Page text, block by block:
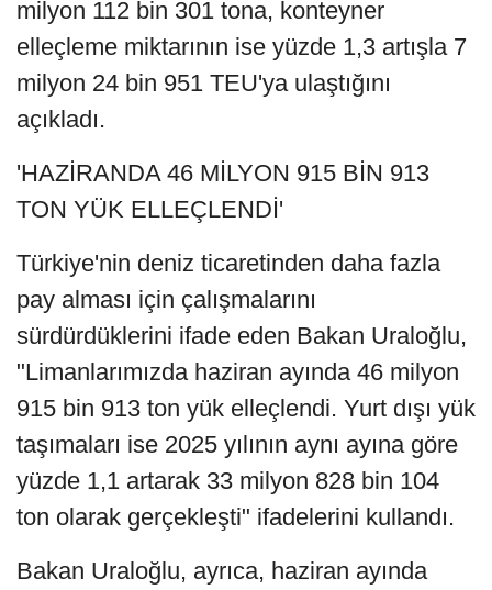
milyon 112 bin 301 tona, konteyner
elleçleme miktarının ise yüzde 1,3 artışla 7
milyon 24 bin 951 TEU'ya ulaştığını
açıkladı.
'HAZİRANDA 46 MİLYON 915 BİN 913
TON YÜK ELLEÇLENDİ'
Türkiye'nin deniz ticaretinden daha fazla
pay alması için çalışmalarını
sürdürdüklerini ifade eden Bakan Uraloğlu,
"Limanlarımızda haziran ayında 46 milyon
915 bin 913 ton yük elleçlendi. Yurt dışı yük
taşımaları ise 2025 yılının aynı ayına göre
yüzde 1,1 artarak 33 milyon 828 bin 104
ton olarak gerçekleşti" ifadelerini kullandı.
Bakan Uraloğlu, ayrıca, haziran ayında